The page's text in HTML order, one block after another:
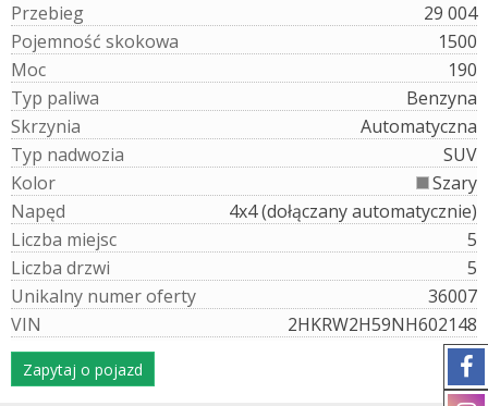
Przebieg
29 004
Pojemność skokowa
1500
Moc
190
Typ paliwa
Benzyna
Skrzynia
Automatyczna
Typ nadwozia
SUV
Kolor
Szary
Napęd
4x4 (dołączany automatycznie)
Liczba miejsc
5
Liczba drzwi
5
Unikalny numeroferty
36007
VIN 2HKRW2H59NH602148
Zapytaj o pojazd